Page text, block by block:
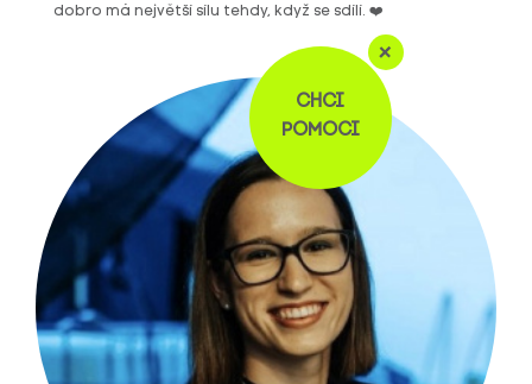
dobro má největší sílu tehdy, když se sdílí. ❤️